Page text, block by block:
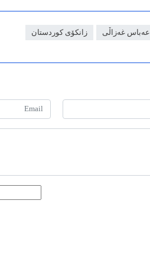
عەباس غەزاڵی زانکۆی کوردستان